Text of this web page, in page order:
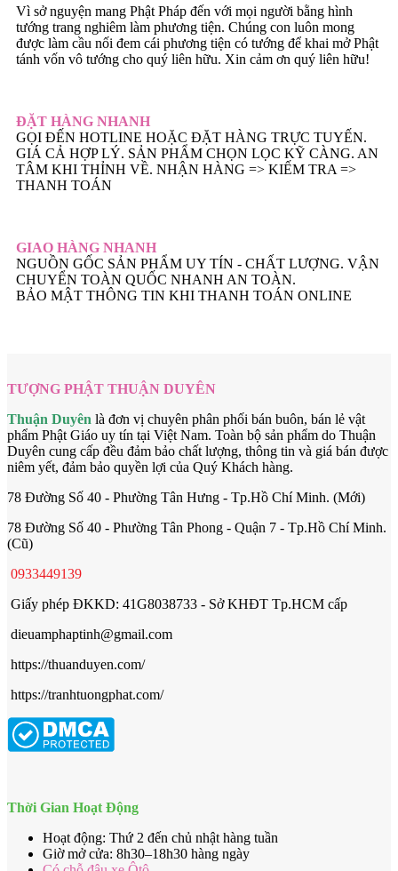
Vì sở nguyện mang Phật Pháp đến với mọi người bằng hình
tướng trang nghiêm làm phương tiện. Chúng con luôn mong
được làm cầu nối đem cái phương tiện có tướng để khai mở Phật
tánh vốn vô tướng cho quý liên hữu. Xin cảm ơn quý liên hữu!
ĐẶT HÀNG NHANH
GỌI ĐẾN HOTLINE HOẶC ĐẶT HÀNG TRỰC TUYẾN.
GIÁ CẢ HỢP LÝ. SẢN PHẨM CHỌN LỌC KỸ CÀNG. AN
TÂM KHI THỈNH VỀ. NHẬN HÀNG => KIẾM TRA =>
THANH TOÁN
GIAO HÀNG NHANH
NGUỒN GỐC SẢN PHẨM UY TÍN - CHẤT LƯỢNG. VẬN
CHUYỂN TOÀN QUỐC NHANH AN TOÀN.
BẢO MẬT THÔNG TIN KHI THANH TOÁN ONLINE
TƯỢNG PHẬT THUẬN DUYÊN
Thuận Duyên là đơn vị chuyên phân phối bán buôn, bán lẻ vật
phẩm Phật Giáo uy tín tại Việt Nam. Toàn bộ sản phẩm do Thuận
Duyên cung cấp đều đảm bảo chất lượng, thông tin và giá bán được
niêm yết, đảm bảo quyền lợi của Quý Khách hàng.
78 Đường Số 40 - Phường Tân Hưng - Tp.Hồ Chí Minh. (Mới)
78 Đường Số 40 - Phường Tân Phong - Quận 7 - Tp.Hồ Chí Minh.
(Cũ)
0933449139
Giấy phép ĐKKD: 41G8038733 - Sở KHĐT Tp.HCM cấp
dieuamphaptinh@gmail.com
https://thuanduyen.com/
https://tranhtuongphat.com/
Thời Gian Hoạt Động
Hoạt động: Thứ 2 đến chủ nhật hàng tuần
Giờ mở cửa: 8h30–18h30 hàng ngày